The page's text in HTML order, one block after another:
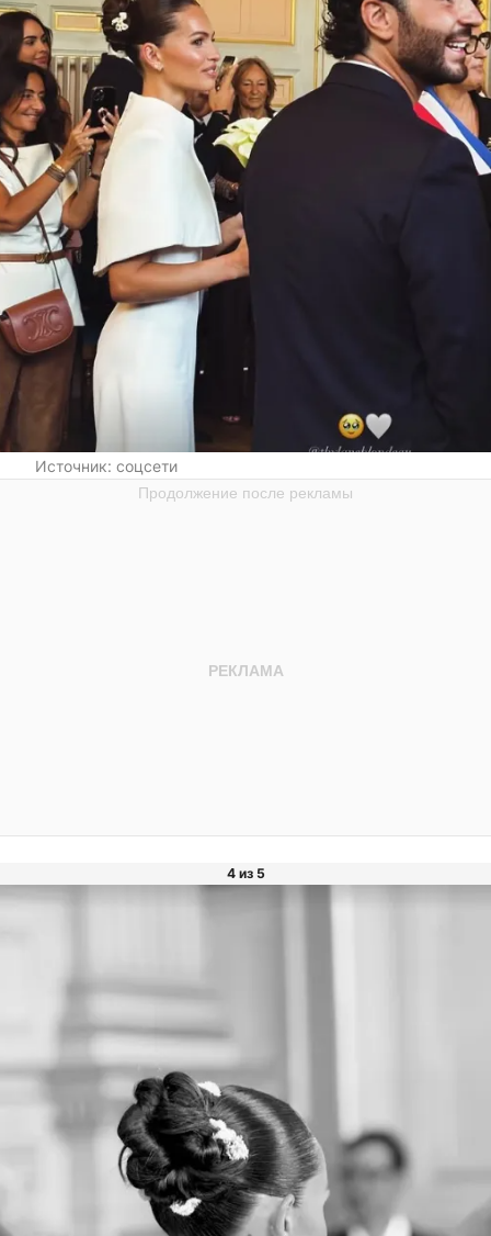
Источник: соцсети
4 из 5